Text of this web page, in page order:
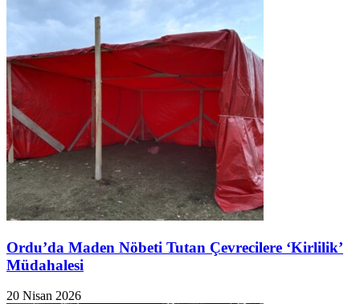
Ordu’da Maden Nöbeti Tutan Çevrecilere ‘Kirlilik’
Müdahalesi
20 Nisan 2026